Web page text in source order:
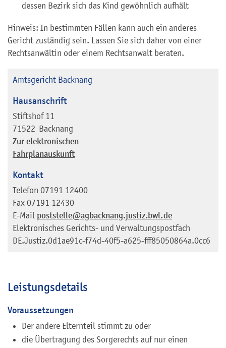
dessen Bezirk sich das Kind gewöhnlich aufhält
Hinweis: In bestimmten Fällen kann auch ein anderes
Gericht zuständig sein. Lassen Sie sich daher von einer
Rechtsanwältin oder einem Rechtsanwalt beraten.
Amtsgericht Backnang
Hausanschrift
Stiftshof 11
71522 Backnang
Zur elektronischen
Fahrplanauskunft
Kontakt
Telefon 07191 12400
Fax 07191 12430
E-Mail poststelle@agbacknang.justiz.bwl.de
Elektronisches Gerichts- und Verwaltungspostfach
DE.Justiz.0d1ae91c-f74d-40f5-a625-fff85050864a.0cc6
Leistungsdetails
Voraussetzungen
Der andere Elternteil stimmt zu oder
die Übertragung des Sorgerechts auf nur einen